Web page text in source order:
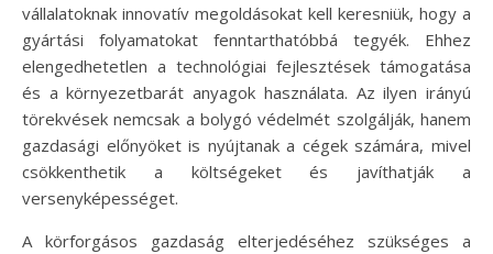
vállalatoknak innovatív megoldásokat kell keresniük, hogy a
gyártási folyamatokat fenntarthatóbbá tegyék. Ehhez
elengedhetetlen a technológiai fejlesztések támogatása
és a környezetbarát anyagok használata. Az ilyen irányú
törekvések nemcsak a bolygó védelmét szolgálják, hanem
gazdasági előnyöket is nyújtanak a cégek számára, mivel
csökkenthetik a költségeket és javíthatják a
versenyképességet.
A körforgásos gazdaság elterjedéséhez szükséges a